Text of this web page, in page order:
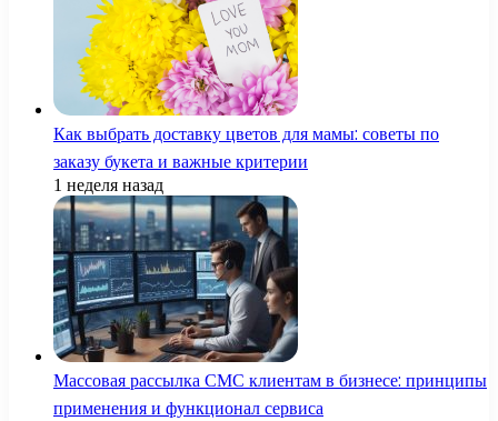
Как выбрать доставку цветов для мамы: советы по
заказу букета и важные критерии
1 неделя назад
Массовая рассылка СМС клиентам в бизнесе: принципы
применения и функционал сервиса